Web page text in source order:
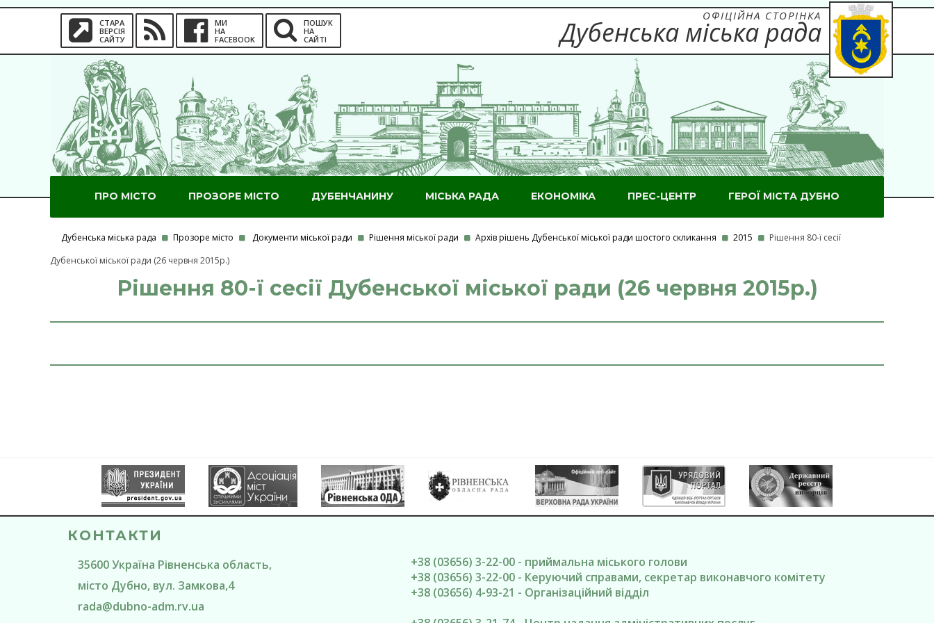
СТАРА
ВЕРСІЯ
САЙТУ
МИ
НА
FACEBOOK
ПОШУК
НА
САЙТІ
ОФІЦІЙНА СТОРІНКА
Дубенська міська рада
ПРО МІСТО ПРОЗОРЕ МІСТО ДУБЕНЧАНИНУ МІСЬКА РАДА ЕКОНОМІКА ПРЕС-ЦЕНТР ГЕРОЇ МІСТА ДУБНО
Дубенська міська рада Прозоре місто Документи міської ради Рішення міської ради Архів рішень Дубенської міської ради шостого скликання 2015
Рішення 80-ї сесії
Дубенської міської ради (26 червня 2015р.)
Рішення 80-ї сесії Дубенської міської ради (26 червня 2015р.)
КОНТАКТИ
35600Україна Рівненська область,
місто Дубно, вул. Замкова,4
rada@dubno-adm.rv.ua
+38 (03656) 3-22-00 - приймальна міського голови
+38 (03656) 3-22-00 - Керуючий справами, секретар виконавчого комітету
+38 (03656) 4-93-21 - Організаційний відділ